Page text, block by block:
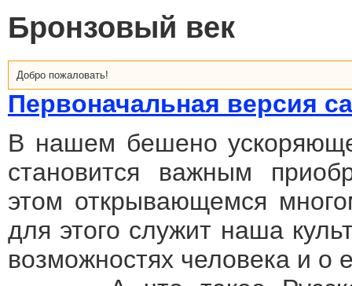
Бронзовый век
Добро пожаловать!
Первоначальная версия
В нашем бешено
становится важным
этом открывающемся
для этого служит наша
возможностях человека и о